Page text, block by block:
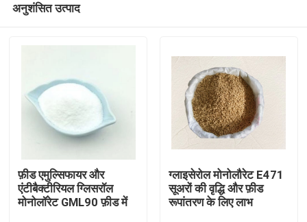
अनुशंसित उत्पाद
फ़ीड एमुल्सिफायर और
एंटीबैक्टीरियल ग्लिसरॉल
मोनोलॉरेट GML90 फ़ीड में
ग्लाइसेरोल मोनोलौरेट E471
सूअरों की वृद्धि और फ़ीड
रूपांतरण के लिए लाभ